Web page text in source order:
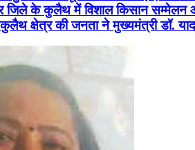
जिले के कुलैथ में विशाल किसान सम्मेलन
कुलैथ क्षेत्र की जनता ने मुख्यमंत्री डॉ.